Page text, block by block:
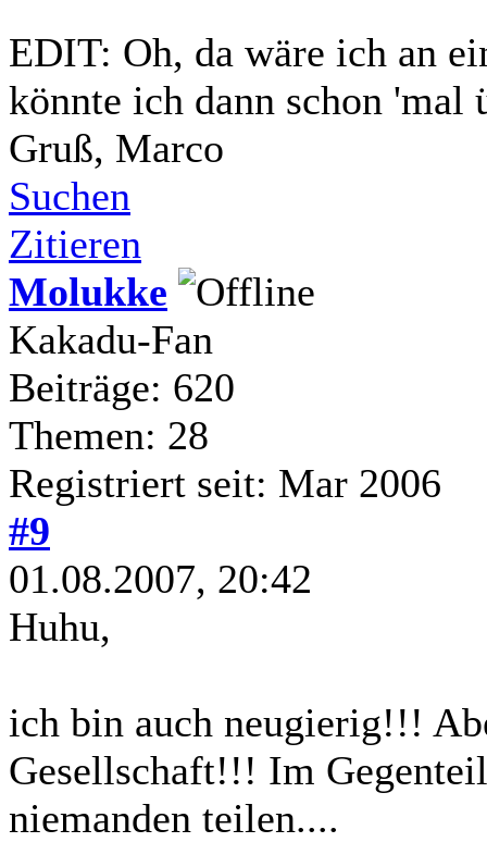
EDIT: Oh, da wäre ich an
könnte ich dann schon 'mal
Gruß, Marco
Suchen
Zitieren
Molukke
Kakadu-Fan
Beiträge: 620
Themen: 28
Registriert seit: Mar 2006
#9
01.08.2007, 20:42
Huhu,
ich bin auch neugierig!!!
Gesellschaft!!! Im
niemanden teilen....